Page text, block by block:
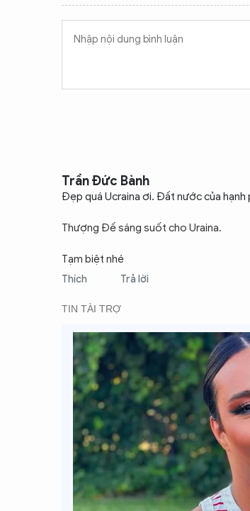
Trần Đức Bành
Đẹp quá Ucraina ơi. Đất nước của
Thượng Đế sáng suốt cho Uraina.
Tạm biệt nhé
Thích Trả lời